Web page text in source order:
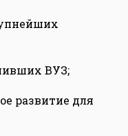
ВУЗ;
развитие для